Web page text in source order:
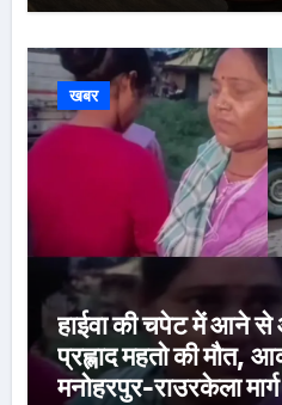
खबर
हाईवा की चपेट में आने से
प्रह्लाद महतो की मौत,
मनोहरपुर-राउरकेला